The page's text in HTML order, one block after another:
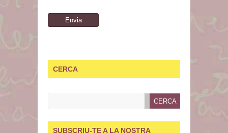
CERCA
SUBSCRIU-TE A LA NOSTRA